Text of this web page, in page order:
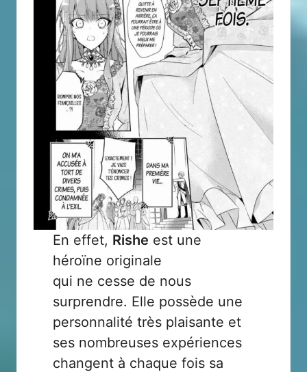
En effet, Rishe est une
héroïne originale
qui ne cesse de nous
surprendre. Elle possède une
personnalité très plaisante et
ses nombreuses expériences
changent à chaque fois sa